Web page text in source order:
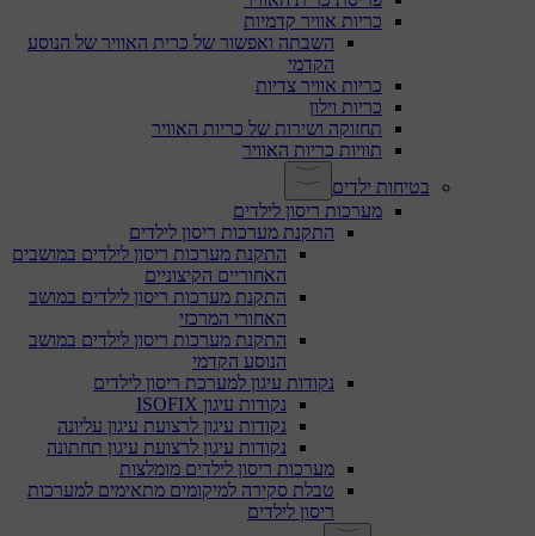
כריות אוויר קדמיות
השבתה ואפשור של כרית האוויר של הנוסע
הקדמי
כריות אוויר צדיות
כריות וילון
תחזוקה ושירות של כריות האוויר
תוויות כריות האוויר
בטיחות ילדים
מערכות ריסון לילדים
התקנת מערכות ריסון לילדים
התקנת מערכות ריסון לילדים במושבים
האחוריים הקיצוניים
התקנת מערכות ריסון לילדים במושב
האחורי המרכזי
התקנת מערכות ריסון לילדים במושב
הנוסע הקדמי
נקודות עיגון למערכת ריסון לילדים
נקודות עיגון ISOFIX
נקודות עיגון לרצועת עיגון עליונה
נקודות עיגון לרצועת עיגון תחתונה
מערכות ריסון לילדים מומלצות
טבלת סקירה למיקומים מתאימים למערכות
ריסון לילדים